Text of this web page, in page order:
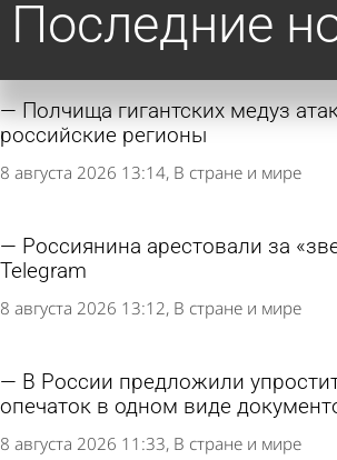
Последние
Полчища гигантских медуз
российские регионы
8 августа 2026 13:14 В стране и мире
Россиянина арестовали за
Telegram
8 августа 2026 13:12 В стране и мире
В России предложили
опечаток в одном виде
8 августа 2026 11:33 В стране и мире